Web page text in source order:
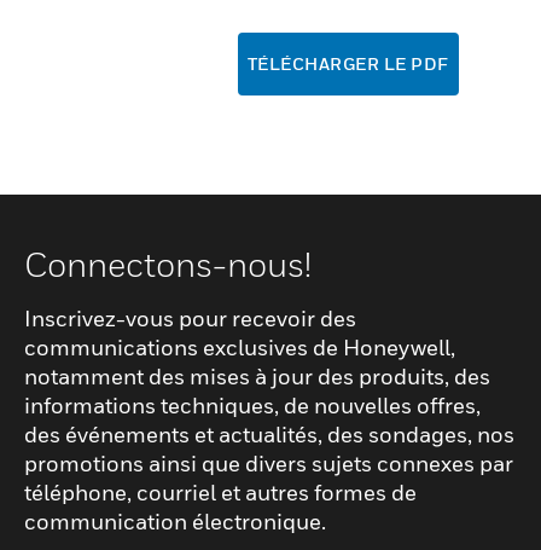
TÉLÉCHARGER LE PDF
Connectons-nous!
Inscrivez-vous pour recevoir des
communications exclusives de Honeywell,
notamment des mises à jour des produits, des
informations techniques, de nouvelles offres,
des événements et actualités, des sondages, nos
promotions ainsi que divers sujets connexes par
téléphone, courriel et autres formes de
communication électronique.